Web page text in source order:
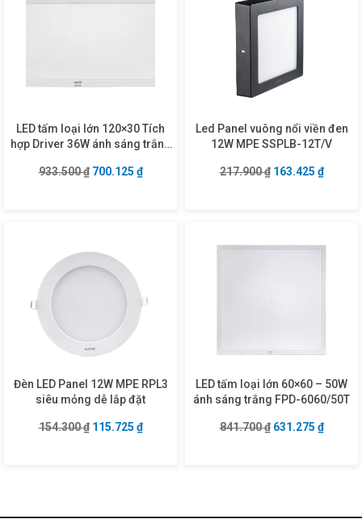
LED tấm loại lớn 120×30 Tích
hợp Driver 36W ánh sáng trắng
933.500₫ Giá gốc là: 933.500 ₫.
700.125 ₫Giá hiện tại là: 700.125 ₫.
Led Panel vuông nổi viền đen
12W MPE SSPLB-12T/V
217.900₫ Giá gốc là:
163.425 ₫Giá
Đèn LED Panel 12W MPE RPL3
siêu mỏng dễ lắp đặt
154.300₫ Giá gốc là: 154.300 ₫.
115.725 ₫Giá hiện tại là: 115.725 ₫.
LED tấm loại lớn 60×60 – 50W
ánh sáng trắng FPD-6060/50T
841.700₫ Giá gốc là:
631.275 ₫Giá